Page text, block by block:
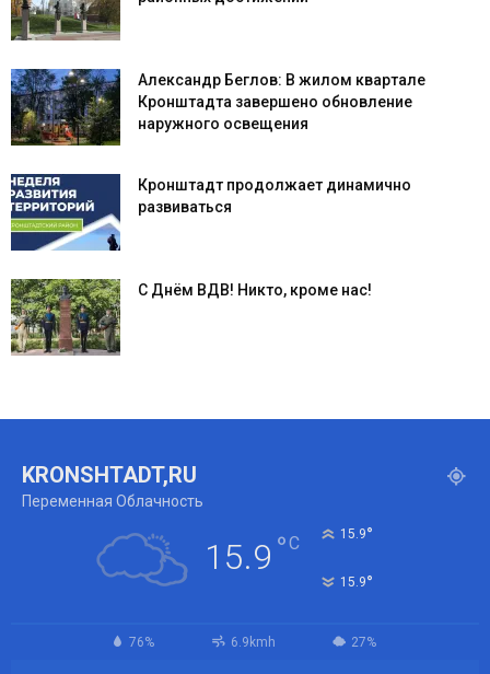
Александр Беглов: В жилом квартале
Кронштадта завершено обновление
наружного освещения
Кронштадт продолжает динамично
развиваться
С Днём ВДВ! Никто, кроме нас!
KRONSHTADT,RU
Переменная Облачность
15.9 °C 15.9°
15.9°
76% 6.9kmh 27%